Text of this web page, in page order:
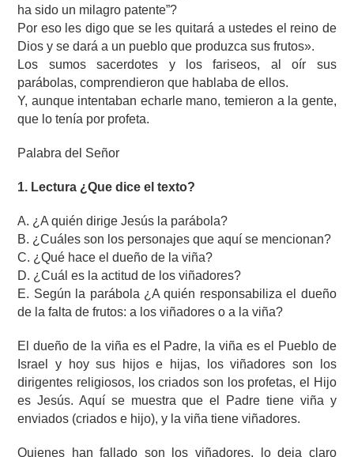
ha sido un milagro patente”?
Por eso les digo que se les quitará a ustedes el reino de
Dios y se dará a un pueblo que produzca sus frutos».
Los sumos sacerdotes y los fariseos, al oír sus
parábolas, comprendieron que hablaba de ellos.
Y, aunque intentaban echarle mano, temieron a la gente,
que lo tenía por profeta.
Palabra del Señor
1. Lectura ¿Que dice el texto?
A. ¿A quién dirige Jesús la parábola?
B. ¿Cuáles son los personajes que aquí se mencionan?
C. ¿Qué hace el dueño de la viña?
D. ¿Cuál es la actitud de los viñadores?
E. Según la parábola ¿A quién responsabiliza el dueño
de la falta de frutos: a los viñadores o a la viña?
El dueño de la viña es el Padre, la viña es el Pueblo de
Israel y hoy sus hijos e hijas, los viñadores son los
dirigentes religiosos, los criados son los profetas, el Hijo
es Jesús. Aquí se muestra que el Padre tiene viña y
enviados (criados e hijo), y la viña tiene viñadores.
Quienes han fallado son los viñadores, lo deja claro